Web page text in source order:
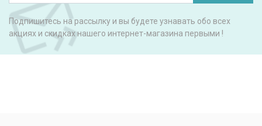
Подпишитесь на рассылку и вы будете узнавать обо всех
акциях и скидках нашего интернет-магазина первыми !